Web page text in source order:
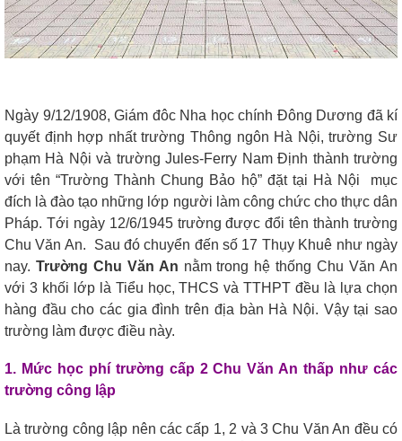
Ngày 9/12/1908, Giám đôc Nha học chính Đông Dương đã kí
quyết định hợp nhất trường Thông ngôn Hà Nội, trường Sư
phạm Hà Nội và trường Jules-Ferry Nam Định thành trường
với tên “Trường Thành Chung Bảo hộ” đặt tại Hà Nội mục
đích là đào tạo những lớp người làm công chức cho thực dân
Pháp. Tới ngày 12/6/1945 trường được đổi tên thành trường
Chu Văn An. Sau đó chuyển đến số 17 Thụy Khuê như ngày
nay. Trường Chu Văn An nằm trong hệ thống Chu Văn An
với 3 khối lớp là Tiểu học, THCS và TTHPT đều là lựa chọn
hàng đầu cho các gia đình trên địa bàn Hà Nội. Vậy tại sao
trường làm được điều này.
1. Mức học phí trường cấp 2 Chu Văn An thấp như các
trường công lập
Là trường công lập nên các cấp 1, 2 và 3 Chu Văn An đều có